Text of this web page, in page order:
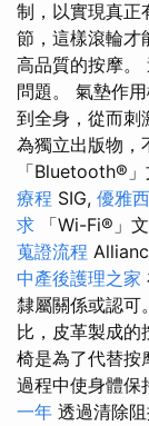
制，以實現真正
節，這樣滾輪才
高品質的按摩。
問題。 氣墊作
到全身，從而刺
為獨立出版物，
「Bluetooth®
療程 SIG, 優雅
求 「Wi-Fi®」
蒐證流程
中產後護理之家
隸屬關係或認可
比，皮革製成
椅是為了代替按
過程中使身體保
一年 透過清除